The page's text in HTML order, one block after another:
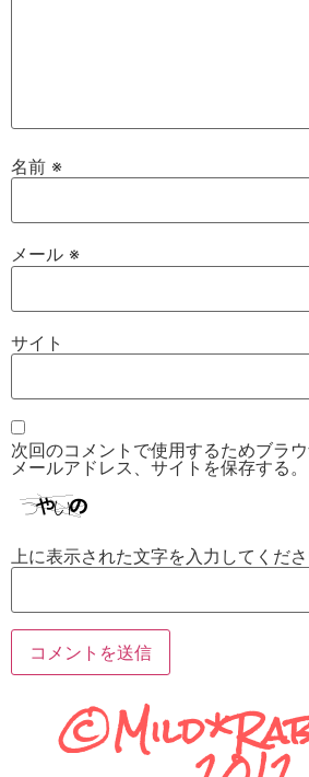
名前 ※
メール ※
サイト
次回のコメントで使用するためブラウ
メールアドレス、サイトを保存する。
上に表示された文字を入力してくださ